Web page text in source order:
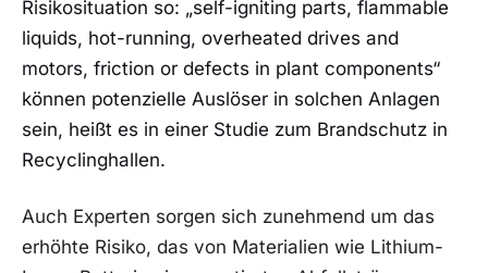
Risikosituation so: „self-igniting parts, flammable
liquids, hot-running, overheated drives and
motors, friction or defects in plant components“
können potenzielle Auslöser in solchen Anlagen
sein, heißt es in einer Studie zum Brandschutz in
Recyclinghallen.
Auch Experten sorgen sich zunehmend um das
erhöhte Risiko, das von Materialien wie Lithium-